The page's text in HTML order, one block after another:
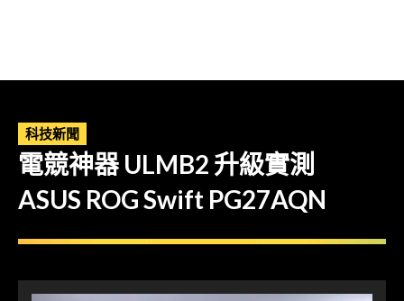
科技新聞
電競神器 ULMB2 升級實測
ASUS ROG Swift PG27AQN